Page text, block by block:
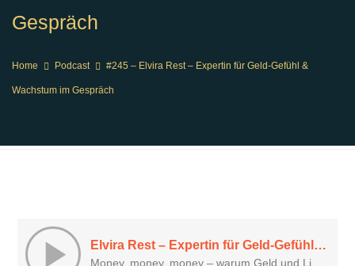
Gespräch
Home Podcast #245 – Elvira Rest – Expertin für Geld-Gefühl &
Wachstum im Gespräch